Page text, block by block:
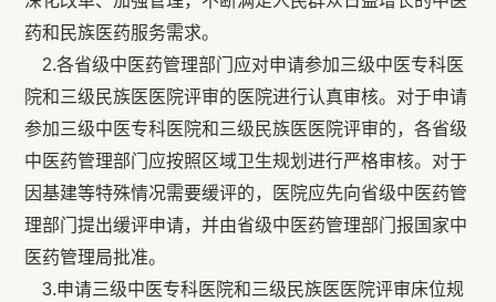
药和民族医药服务需求。
2.各省级中医药管理部门应对申请参加三级中医专科医
院和三级民族医医院评审的医院进行认真审核。对于申请
参加三级中医专科医院和三级民族医医院评审的，各省级
中医药管理部门应按照区域卫生规划进行严格审核。对于
因基建等特殊情况需要缓评的，医院应先向省级中医药管
理部门提出缓评申请，并由省级中医药管理部门报国家中
医药管理局批准。
3.申请三级中医专科医院和三级民族医医院评审床位规